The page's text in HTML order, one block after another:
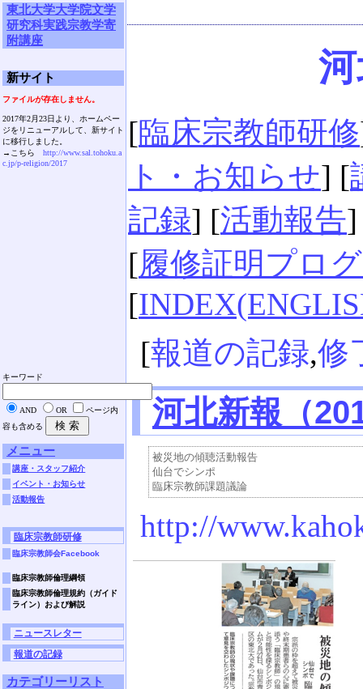
[臨床宗教師研修
ト・お知らせ] [
記録] [活動報告]
[履修証明プロ
[
[報道の記録,修
河北新報（
被災地の傾聴活動報告
仙台でシンポ
http://
東北大学大学院文学
研究科実践宗教学寄
附講座
新サイト
ファイルが存在しません。
2017年2月23日より、ホームペー
ジをリニューアルして、新サイト
に移行しました。
→こちら http://www.sal.tohoku.a
c.jp/p-religion/2017
キーワード
AND OR
ページ内
容も含める
メニュー
講座・スタッフ紹介
イベント・お知らせ
活動報告
臨床宗教師研修
臨床宗教師会Facebook
臨床宗教師倫理綱領
臨床宗教師倫理規約（ガイド
ライン）および解説
ニュースレター
報道の記録
カテゴリーリスト